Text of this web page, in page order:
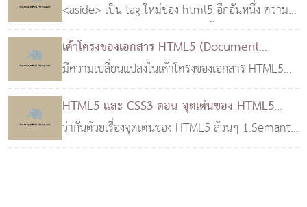
<aside> เป็น tag ใหม่ของ html5 อีกอันหนึ่ง ความ
หมายของ <aside> คือ ส่วนของเนื้อหาที่เกี่ยวของกับ
เนื้อหาหลักที่อยู่โดยรอบ โดยมีจุดประสงค..
เค้าโครงของเอกสาร HTML5 (Document
Outlines)
02 ก.ย. 2555
มีความเปลี่ยนแปลงในเค้าโครงของเอกสาร HTML5
(Document Outlines) ที่แตกต่างจาก HTML4 อย่าง
สิ้นเชิงนะครับ ซึ่งเราจำเป็นต้องเรียนรู้เพื่อก่อให้เกิดการ
ใ..
HTML5 และ CSS3 ตอน จุดเด่นของ HTML5
14 ต.ค. 2554
ว่ากันด้วยเรื่องจุดเด่นของ HTML5 ล้วนๆ 1.Semantic
Markup อย่างที่ผมอธิบายในบทความก่อนหน้าแบบ